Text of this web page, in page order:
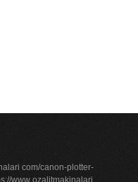
com/canon-plotter-
www ozalitmakinalari